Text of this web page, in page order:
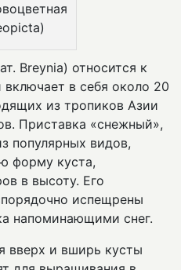
Breynia) относится к
в себя около 20
из тропиков Азии
Приставка «снежный»,
популярных видов,
форму куста,
в высоту. Его
испещрены
напоминающими снег.
вверх и вширь кусты